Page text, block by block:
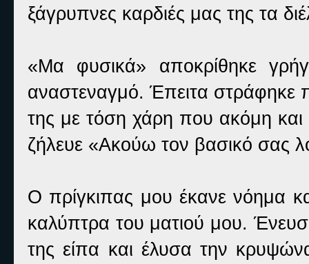
ξάγρυπνες καρδιές μας της τα
«Μα φυσικά» αποκρίθηκε
αναστεναγμό. Έπειτα
της με τόση χάρη που ακόμη και
ζήλευε «Ακούω τον βασικό σας
Ο πρίγκιπας μου έκανε νόημα
καλύπτρα του ματιού μου.
της είπα και έλυσα την